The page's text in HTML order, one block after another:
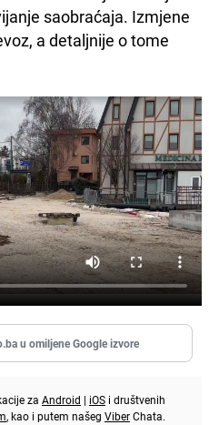
saobraćaja. Izmjene
a detaljnije o tome
u omiljene Google izvore
za Android | iOS i društvenih
, kao i putem našeg ViberChata.